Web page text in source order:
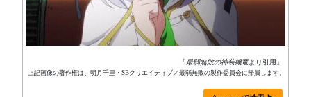
「最弱無敗の神装機竜より引用」
上記画像の著作権は、明月千里・SBクリエイティブ／最弱無敗の製作委員会に帰属します。